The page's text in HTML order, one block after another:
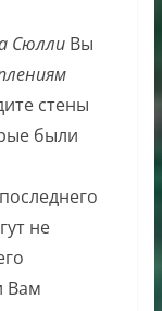
СюллиВы
стены
были
не
Вам